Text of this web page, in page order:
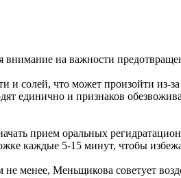
внимание на важности
и солей, что может произойти
единично и признаков
прием оральных
каждые 5-15 минут, чтобы
менее, Меньщикова советует